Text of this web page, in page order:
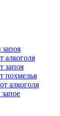
алкоголя
запоя
похмелья
алкоголя